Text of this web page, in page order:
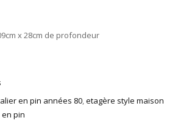
x 28cm de profondeur
en pin années 80,etagère style maison
pin